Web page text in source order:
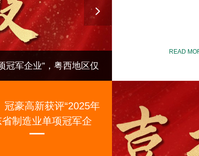
冠军企业”，粤西地区仅 用心筑就幸福家
READ
冠豪高新获评“2025年
制造业单项冠军企
粤西地区仅一家！